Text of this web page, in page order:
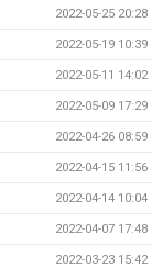
2022-05-25 20:28
2022-05-19 10:39
2022-05-11 14:02
2022-05-09 17:29
2022-04-26 08:59
2022-04-15 11:56
2022-04-14 10:04
2022-04-07 17:48
2022-03-23 15:42